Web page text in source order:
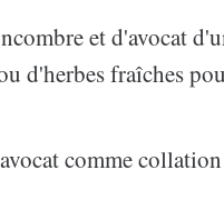
et d'avocat
d'herbes fraîches
comme collation